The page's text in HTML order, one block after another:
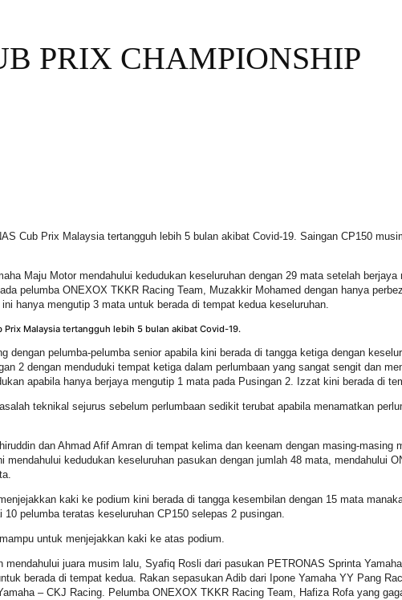
PRIX CHAMPIONSHIP
Cub Prix Malaysia tertangguh lebih 5 bulan akibat Covid-19. Saingan CP150
Maju Motor mendahului kedudukan keseluruhan dengan 29 mata setelah
pelumba ONEXOX TKKR Racing Team, Muzakkir Mohamed dengan hanya
hanya mengutip 3 mata untuk berada di tempat kedua keseluruhan.
pelumba-pelumba senior apabila kini berada di tangga ketiga dengan
2 dengan menduduki tempat ketiga dalam perlumbaan yang sangat sengit dan
apabila hanya berjaya mengutip 1 mata pada Pusingan 2. Izzat kini berada di
teknikal sejurus sebelum perlumbaan sedikit terubat apabila menamatkan
dan Ahmad Afif Amran di tempat kelima dan keenam dengan masing-masing
kedudukan keseluruhan pasukan dengan jumlah 48 mata, mendahului
kaki ke podium kini berada di tangga kesembilan dengan 15 mata
pelumba teratas keseluruhan CP150 selepas 2 pusingan.
untuk menjejakkan kaki ke atas podium.
juara musim lalu, Syafiq Rosli dari pasukan PETRONAS Sprinta
berada di tempat kedua. Rakan sepasukan Adib dari Ipone Yamaha YY Pang
– CKJ Racing. Pelumba ONEXOX TKKR Racing Team, Hafiza Rofa yang